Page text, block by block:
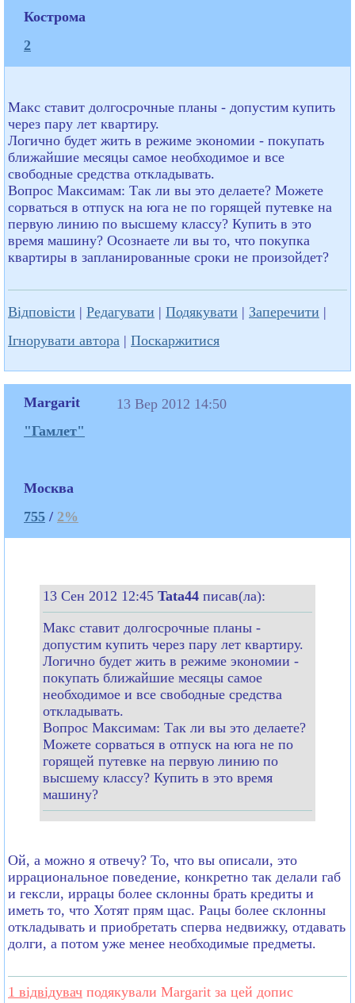
Кострома
2
Макс ставит долгосрочные планы - допустим купить
через пару лет квартиру.
Логично будет жить в режиме экономии - покупать
ближайшие месяцы самое необходимое и все
свободные средства откладывать.
Вопрос Максимам: Так ли вы это делаете? Можете
сорваться в отпуск на юга не по горящей путевке на
первую линию по высшему классу? Купить в это
время машину? Осознаете ли вы то, что покупка
квартиры в запланированные сроки не произойдет?
Відповісти | Редагувати | Подякувати | Заперечити |
Ігнорувати автора | Поскаржитися
Margarit
"Гамлет"
Москва
755 / 2%
13 Вер 2012 14:50
13 Сен 2012 12:45 Tata44 писав(ла):
Макс ставит долгосрочные планы -
допустим купить через пару лет квартиру.
Логично будет жить в режиме экономии -
покупать ближайшие месяцы самое
необходимое и все свободные средства
откладывать.
Вопрос Максимам: Так ли вы это делаете?
Можете сорваться в отпуск на юга не по
горящей путевке на первую линию по
высшему классу? Купить в это время
машину?
Ой, а можно я отвечу? То, что вы описали, это
иррациональное поведение, конкретно так делали габ
и гексли, иррацы более склонны брать кредиты и
иметь то, что Хотят прям щас. Рацы более склонны
откладывать и приобретать сперва недвижку, отдавать
долги, а потом уже менее необходимые предметы.
1 відвідувач подякували Margarit за цей допис